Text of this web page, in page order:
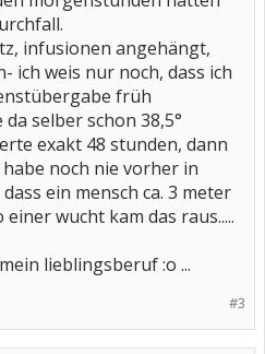
infusionen angehängt,
ich weis nur noch, dass ich
früh
selber schon 38,5°
exakt 48 stunden, dann
noch nie vorher in
ein mensch ca. 3 meter
wucht kam das raus.....
lieblingsberuf :o ...
#3